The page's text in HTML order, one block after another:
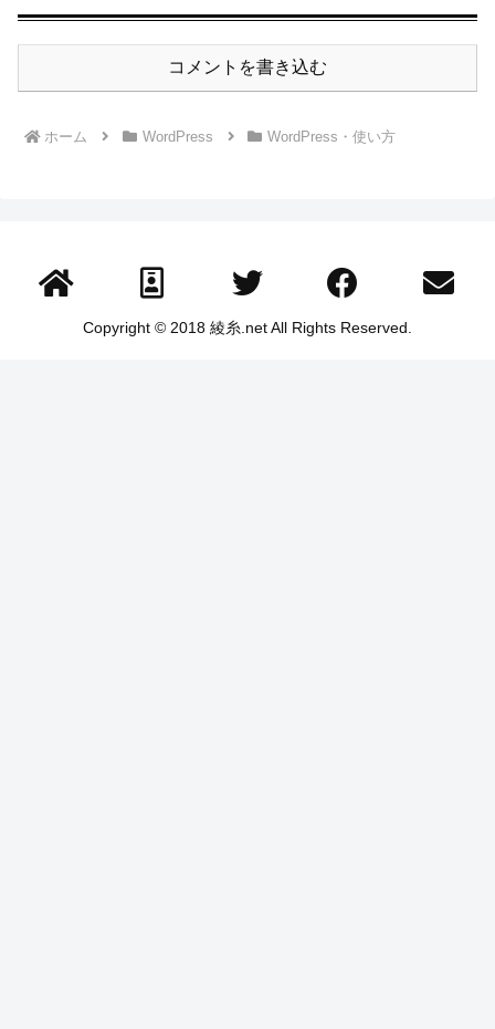
コメントを書き込む
ホーム WordPress WordPress・使い方
Copyright © 2018 綾糸.net All Rights Reserved.